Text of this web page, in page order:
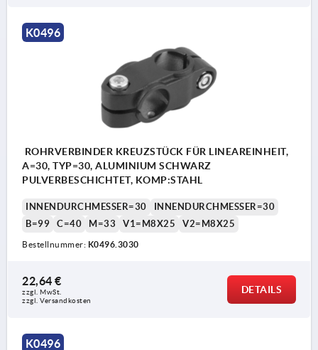
K0496
ROHRVERBINDER KREUZSTÜCK FÜR LINEAREINHEIT,
A=30, TYP=30, ALUMINIUM SCHWARZ
PULVERBESCHICHTET, KOMP:STAHL
INNENDURCHMESSER=30
INNENDURCHMESSER=30
B=99
C=40 M=33 V1=M8X25 V2=M8X25
Bestellnummer: K0496.3030
22,64 €
zzgl. MwSt.
zzgl. Versandkosten
DETAILS
K0496